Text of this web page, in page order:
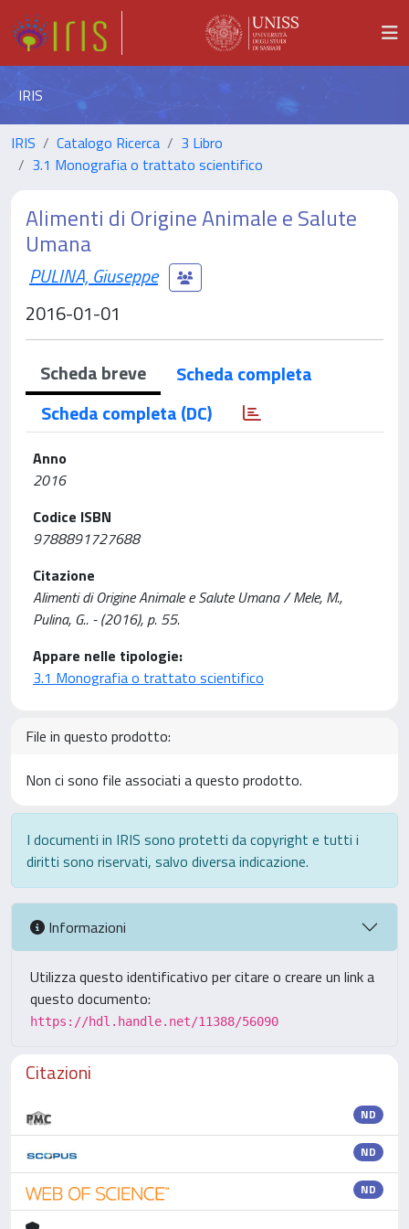
IRIS
IRIS Catalogo Ricerca
3 Libro
3.1 Monografia o trattato scientifico
Alimenti di Origine Animale e Salute
Umana
PULINA, Giuseppe
2016-01-01
Scheda breve
Scheda completa
Scheda completa (DC)
Anno
2016
Codice ISBN
9788891727688
Citazione
Alimenti di Origine Animale e Salute Umana / Mele, M.,
Pulina, G.. - (2016), p. 55.
Appare nelle tipologie:
3.1 Monografia o trattato scientifico
File in questo prodotto:
Non ci sono file associati a questo prodotto.
I documenti in IRIS sono protetti da copyright e tutti i
diritti sono riservati, salvo diversa indicazione.
Informazioni
Utilizza questo identificativo per citare o creare un link a
questo documento:
https://hdl.handle.net/11388/56090
Citazioni
ND
ND
ND